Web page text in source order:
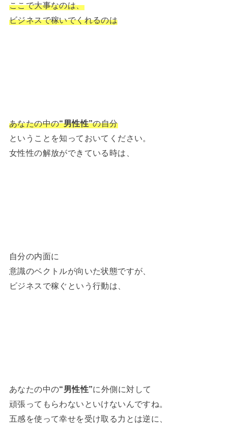
ここで大事なのは、
ビジネスで稼いでくれるのは
あなたの中の“男性性”の自分
ということを知っておいてください。
女性性の解放ができている時は、
自分の内面に
意識のベクトルが向いた状態ですが、
ビジネスで稼ぐという行動は、
あなたの中の“男性性”に外側に対して
頑張ってもらわないといけないんですね。
五感を使って幸せを受け取る力とは逆に、